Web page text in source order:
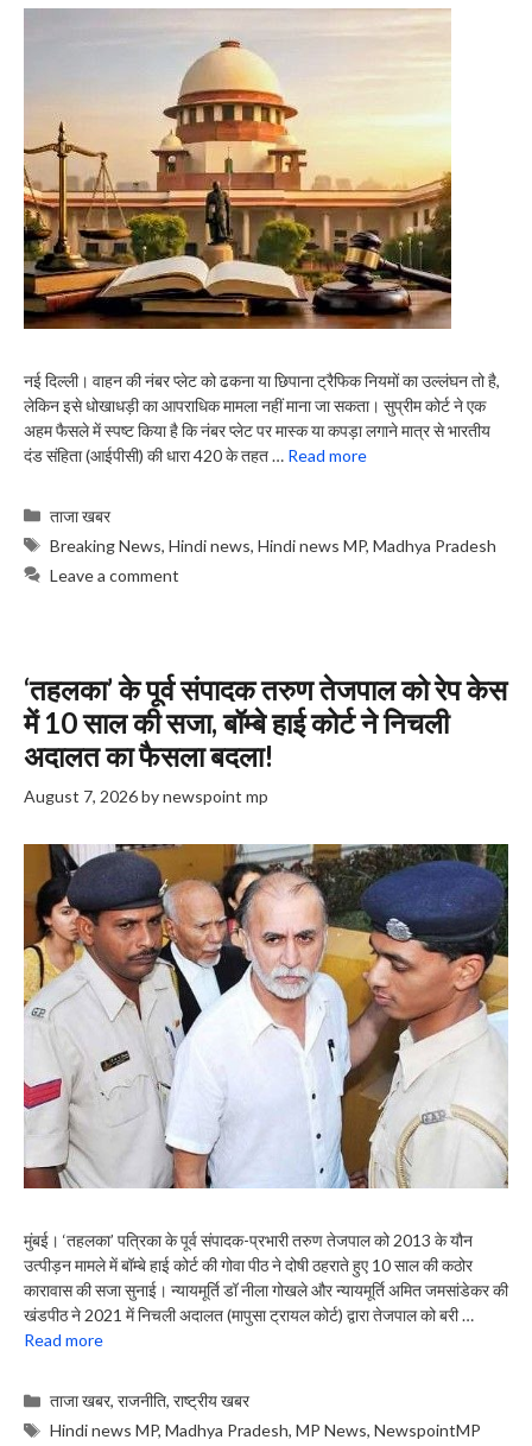
नई दिल्ली। वाहन की नंबर प्लेट को ढकना या छिपाना ट्रैफिक नियमों का उल्लंघन तो है,
लेकिन इसे धोखाधड़ी का आपराधिक मामला नहीं माना जा सकता। सुप्रीम कोर्ट ने एक
अहम फैसले में स्पष्ट किया है कि नंबर प्लेट पर मास्क या कपड़ा लगाने मात्र से भारतीय
दंड संहिता (आईपीसी) की धारा 420 के तहत … Read more
Categories
ताजा खबर
Tags
Breaking News,Hindi news,Hindi news MP,Madhya Pradesh
Leave a comment
‘तहलका’ के पूर्व संपादक तरुण तेजपाल को रेप केस
में 10 साल की सजा, बॉम्बे हाई कोर्ट ने निचली
अदालत का फैसला बदला!
August 7, 2026bynewspoint mp
मुंबई। ‘तहलका’ पत्रिका के पूर्व संपादक-प्रभारी तरुण तेजपाल को 2013 के यौन
उत्पीड़न मामले में बॉम्बे हाई कोर्ट की गोवा पीठ ने दोषी ठहराते हुए 10 साल की कठोर
कारावास की सजा सुनाई। न्यायमूर्ति डॉ नीला गोखले और न्यायमूर्ति अमित जमसांडेकर की
खंडपीठ ने 2021 में निचली अदालत (मापुसा ट्रायल कोर्ट) द्वारा तेजपाल को बरी …
Read more
Categories
ताजा खबर,राजनीति,राष्ट्रीय खबर
Tags
Hindi news MP,Madhya Pradesh,MP News,NewspointMP